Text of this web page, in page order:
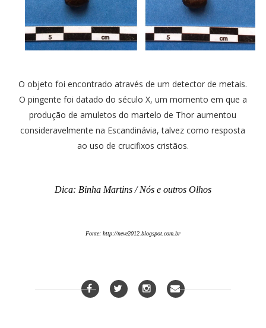
O objeto foi encontrado através de um detector de metais.
O pingente foi datado do século X, um momento em que a
produção de amuletos do martelo de Thor aumentou
consideravelmente na Escandinávia, talvez como resposta
ao uso de crucifixos cristãos.
Dica: Binha Martins / Nós e outros Olhos
Fonte: http://neve2012.blogspot.com.br